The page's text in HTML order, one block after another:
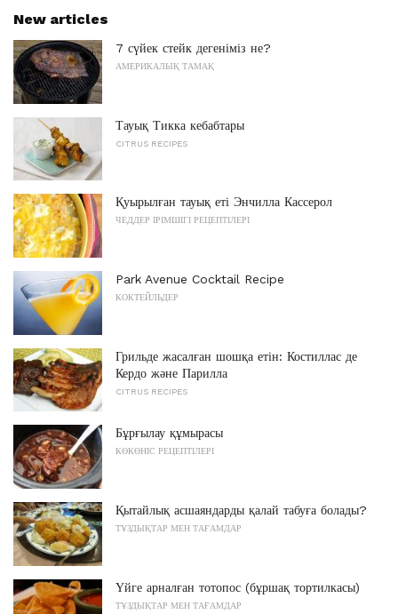
New articles
7 сүйек стейк дегеніміз не?
АМЕРИКАЛЫҚ ТАМАҚ
Тауық Тикка кебабтары
CITRUS RECIPES
Қуырылған тауық еті Энчилла Кассерол
ЧЕДДЕР ІРІМШІГІ РЕЦЕПТІЛЕРІ
Park Avenue Cocktail Recipe
КОКТЕЙЛЬДЕР
Грильде жасалған шошқа етін: Костиллас де
Кердо және Парилла
CITRUS RECIPES
Бұрғылау құмырасы
КӨКӨНІС РЕЦЕПТІЛЕРІ
Қытайлық асшаяндарды қалай табуға болады?
ТҰЗДЫҚТАР МЕН ТАҒАМДАР
Үйге арналған тотопос (бұршақ тортилкасы)
ТҰЗДЫҚТАР МЕН ТАҒАМДАР